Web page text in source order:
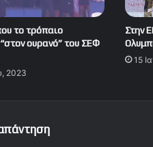
το τρόπαιο
ουρανό” του ΣΕΦ
2023
Στην
15